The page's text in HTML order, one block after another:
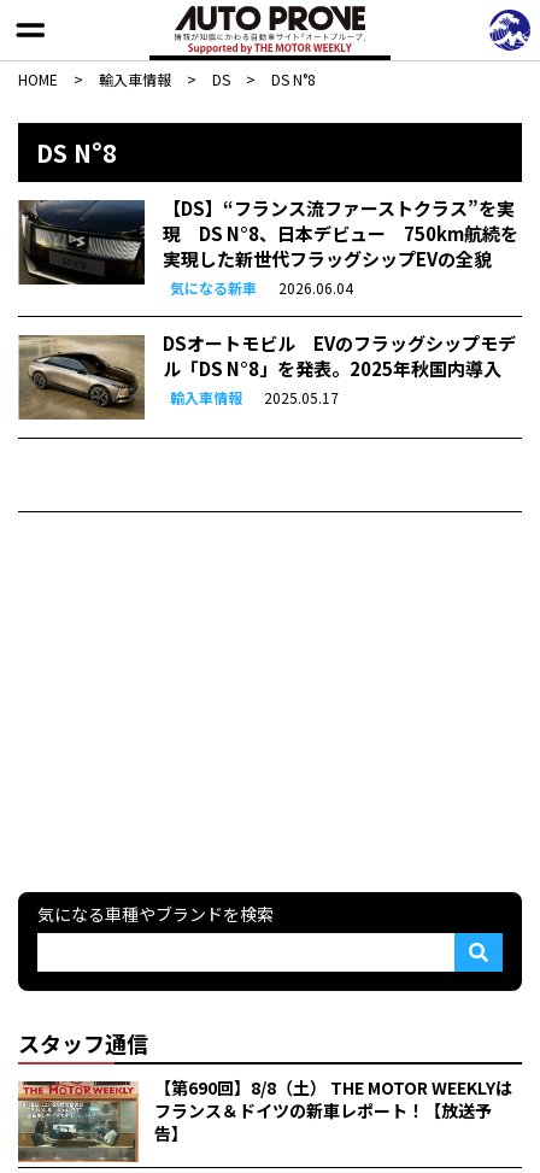
HOME > 輸入車情報 > DS > DS N°8
DS N°8
【DS】“フランス流ファーストクラス”を実
現 DS N°8、日本デビュー 750km航続を
実現した新世代フラッグシップEVの全貌
気になる新車 2026.06.04
DSオートモビル EVのフラッグシップモデ
ル「DS N°8」を発表。2025年秋国内導入
輸入車情報 2025.05.17
気になる車種やブランドを検索
スタッフ通信
【第690回】8/8（土） THE MOTOR WEEKLYは
フランス＆ドイツの新車レポート！【放送予
告】